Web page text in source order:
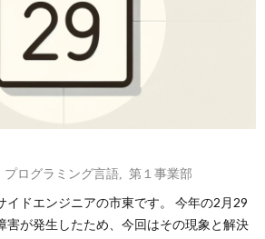
イ
ポ
プログラミング言語 第１事業部
イドエンジニアの市東です。 今年の2月29
害が発生したため、今回はその現象と解決